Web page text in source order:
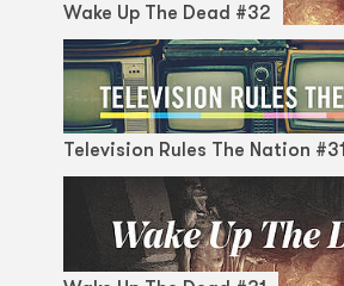
Wake Up The Dead #32
Television Rules The Nation #31